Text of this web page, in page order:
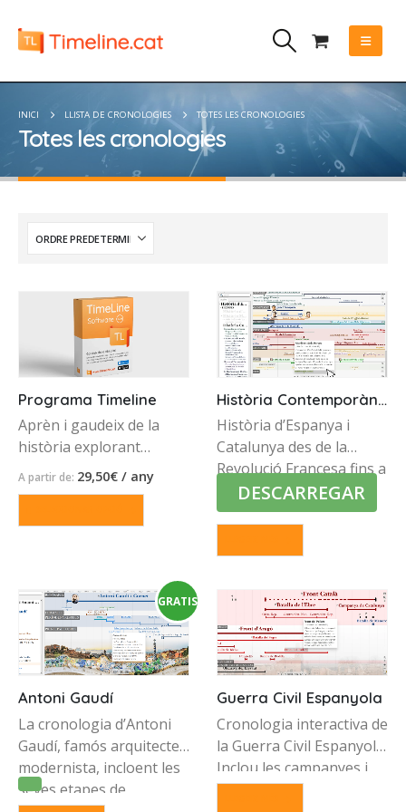
INICI LLISTA DE CRONOLOGIES TOTES LES CRONOLOGIES
Totes les cronologies
Programa Timeline
Aprèn i gaudeix de la
història explorant
cronologies interactives.
Disponible per
A partir de: 29,50€ / any
Les
opcions
es
poden
triar
la
pàgina
del
producte
Història Contemporània
Història d’Espanya i
Catalunya des de la
Revolució Francesa fins a
l’actualitat.
DESCARREGAR
GRATIS
Antoni Gaudí
La cronologia d’Antoni
Gaudí, famós arquitecte
modernista, incloent les
seves etapes de
Guerra Civil Espanyola
Cronologia interactiva de
la Guerra Civil Espanyola.
Inclou les campanyes i
batalles organitzades